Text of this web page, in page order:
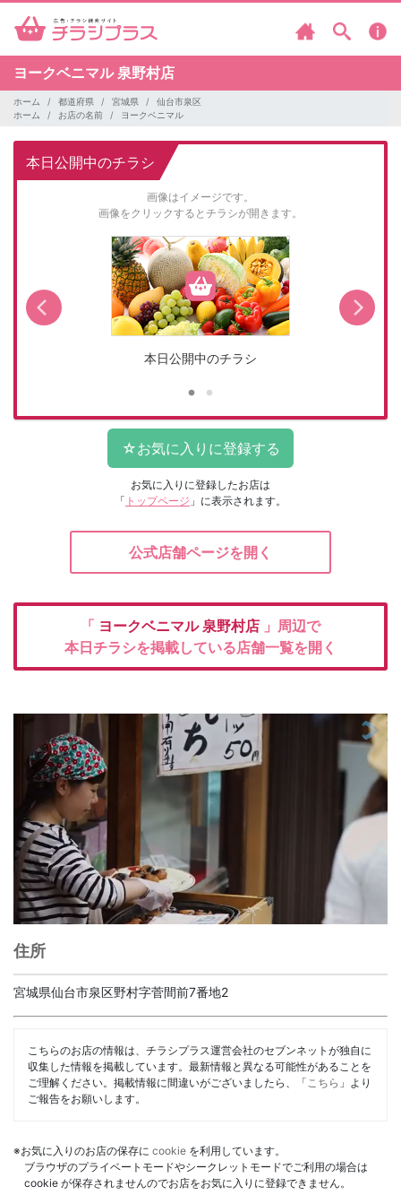
ヨークベニマル 泉野村店
ホーム 都道府県 宮城県
仙台市泉区
ホーム
お店の名前 ヨークベニマル
本日公開中のチラシ
画像はイメージです。
画像をクリックするとチラシが開きます。
本日公開中のチラシ
お気に入りに登録したお店は
「 トップページ 」に表示されます。
公式店舗ページを開く
「 ヨークベニマル 泉野村店 」周辺で
本日チラシを掲載している店舗一覧を開く
住所
宮城県仙台市泉区野村字菅間前7番地2
こちらのお店の情報は、チラシプラス運営会社のセブンネットが独自に
収集した情報を掲載しています。最新情報と異なる可能性があることを
ご理解ください。掲載情報に間違いがございましたら、「 こちら 」より
ご報告をお願いします。
※お気に入りのお店の保存に cookie を利用しています。
ブラウザのプライベートモードやシークレットモードでご利用の場合は
cookie が保存されませんのでお店をお気に入りに登録できません。